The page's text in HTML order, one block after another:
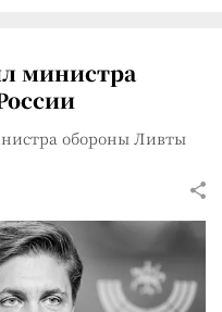
министра
обороны Ливты